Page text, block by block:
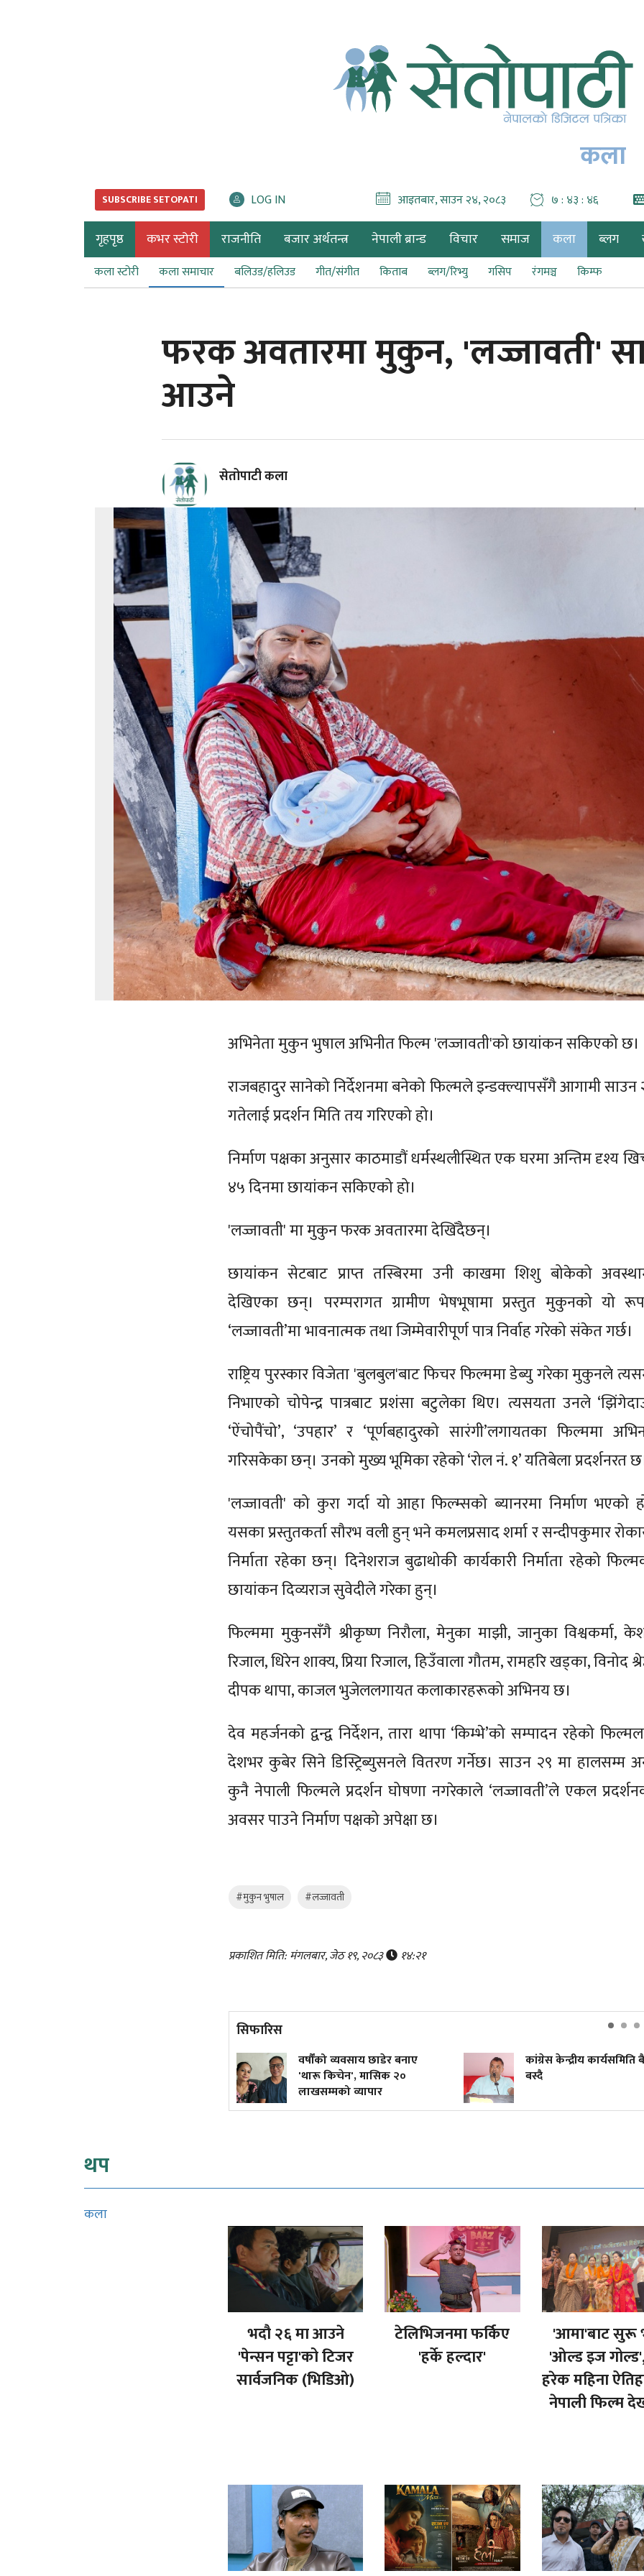
कला
SUBSCRIBE SETOPATI LOG IN आइतबार, साउन २४, २०८३ ७ : ४३ : ४७
गृहपृष्ठ कभर स्टोरी राजनीति बजार अर्थतन्त्र नेपाली ब्रान्ड विचार समाज कला ब्लग
कला स्टोरी कला समाचार बलिउड/हलिउड गीत/संगीत किताब ब्लग/रिभ्यु गसिप रंगमञ्च किम्फ
फरक अवतारमा मुकुन, 'लज्जावती'
आउने
सेतोपाटी कला
अभिनेता मुकुन भुषाल अभिनीत फिल्म 'लज्जावती'को छायांकन सकिएको छ।
राजबहादुर सानेको निर्देशनमा बनेको फिल्मले इन्डक्ल्यापसँगै आगामी साउन
गतेलाई प्रदर्शन मिति तय गरिएको हो।
निर्माण पक्षका अनुसार काठमाडौं धर्मस्थलीस्थित एक घरमा अन्तिम दृश्य
४५ दिनमा छायांकन सकिएको हो।
'लज्जावती' मा मुकुन फरक अवतारमा देखिँदैछन्।
छायांकन सेटबाट प्राप्त तस्बिरमा उनी काखमा शिशु बोकेको
देखिएका छन्। परम्परागत ग्रामीण भेषभूषामा प्रस्तुत मुकुनको यो
‘लज्जावती’मा भावनात्मक तथा जिम्मेवारीपूर्ण पात्र निर्वाह गरेको संकेत गर्छ।
राष्ट्रिय पुरस्कार विजेता 'बुलबुल'बाट फिचर फिल्ममा डेब्यु गरेका मुकुनले
निभाएको चोपेन्द्र पात्रबाट प्रशंसा बटुलेका थिए। त्यसयता उनले
‘ऐंचोपैंचो’, ‘उपहार’ र ‘पूर्णबहादुरको सारंगी’लगायतका फिल्ममा
गरिसकेका छन्। उनको मुख्य भूमिका रहेको ‘रोल नं. १’ यतिबेला प्रदर्शनरत
'लज्जावती' को कुरा गर्दा यो आहा फिल्म्सको ब्यानरमा निर्माण भएको
यसका प्रस्तुतकर्ता सौरभ वली हुन् भने कमलप्रसाद शर्मा र सन्दीपकुमार
निर्माता रहेका छन्। दिनेशराज बुढाथोकी कार्यकारी निर्माता रहेको
छायांकन दिव्यराज सुवेदीले गरेका हुन्।
फिल्ममा मुकुनसँगै श्रीकृष्ण निरौला, मेनुका माझी, जानुका विश्वकर्मा,
रिजाल, धिरेन शाक्य, प्रिया रिजाल, हिउँवाला गौतम, रामहरि खड्का, विनोद
दीपक थापा, काजल भुजेललगायत कलाकारहरूको अभिनय छ।
देव महर्जनको द्वन्द्व निर्देशन, तारा थापा ‘किम्भे’को सम्पादन रहेको
देशभर कुबेर सिने डिस्ट्रिब्युसनले वितरण गर्नेछ। साउन २९ मा हालसम्म
कुनै नेपाली फिल्मले प्रदर्शन घोषणा नगरेकाले ‘लज्जावती’ले एकल
अवसर पाउने निर्माण पक्षको अपेक्षा छ।
#मुकुन भुषाल #लज्जावती
प्रकाशित मिति: मंगलबार, जेठ १९, २०८३ १४:२१
सिफारिस
वर्षौंको व्यवसाय छाडेर बनाए
'थारू किचेन', मासिक २०
लाखसम्मको व्यापार
कांग्रेस केन्द्रीय कार्यसमिति
बस्दै
थप
कला
भदौ २६ मा आउने
'पेन्सन पट्टा'को टिजर
सार्वजनिक (भिडिओ)
टेलिभिजनमा फर्किए
'हर्के हल्दार'
'आमा'बाट सुरू
'ओल्ड इज
हरेक महिना
नेपाली फिल्म